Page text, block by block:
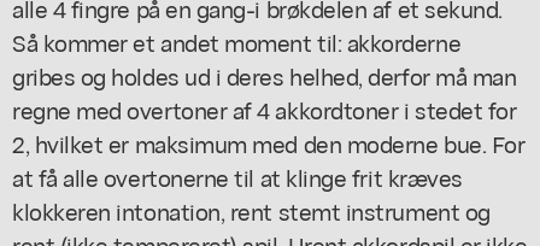
alle 4 fingre på en gang-i brøkdelen af et sekund.
Så kommer et andet moment til: akkorderne
gribes og holdes ud i deres helhed, derfor må man
regne med overtoner af 4 akkordtoner i stedet for
2, hvilket er maksimum med den moderne bue. For
at få alle overtonerne til at klinge frit kræves
klokkeren intonation, rent stemt instrument og